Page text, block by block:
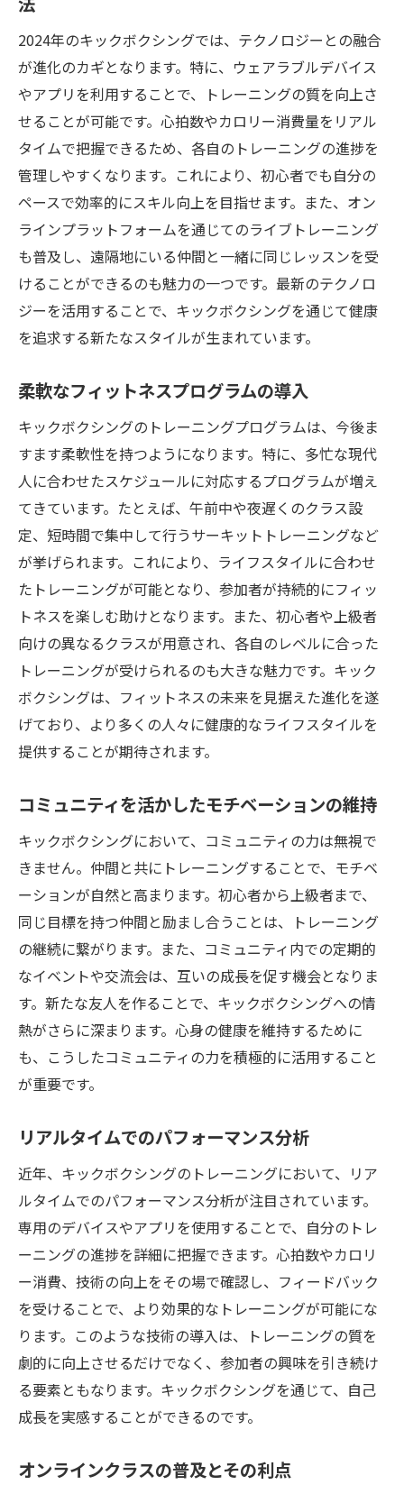
ストレスを解消するメンタルヘルスの向上
柔軟性とバランス感覚の向上
免疫力を高める効果
継続的なモチベーションを保つ方法
初心者が直面する課題とその克服法
キックボクシングで脂肪燃焼心拍数を上げるエ
クササイズの魅力とは
高強度インターバルトレーニングの活用
心拍数を意識したトレーニング設計
脂肪燃焼を促進する食事管理
インストラクターから学ぶ効率的な動き方
目標達成への道筋を描く
進化するキックボクシングトレーニング多様な
技術で心も体も鍛える
古典技術と最新技術の融合
動作分析を活用したパフォーマンス向上
個別ニーズに応じたパーソナルトレーニン
グ
メンタルトレーニングの重要性
柔軟性と持久力のバランスを取る
リズムと音楽を活かしたトレーニング
ストレス発散にも最適キックボクシングが提供
する充実のフィットネス体験
フィットネスを通じた心のリフレッシュ
トレーニング後のリラクゼーション技術
社交性を高めるグループ活動
感情のコントロールを学ぶ場
自己肯定感を育むトレーニング
実践的アドバイスキックボクシングを始める初
心者へのガイド
初めてのクラスでの準備と心構え
基礎技術を習得するステップ
ケガを防ぐための安全対策
フィードバックを活かした自己改善
継続的な成長を促す自己反省法
キックボクシングで心身の調和を図る新しい健
康ライフの提案
キックボクシングとウェルネスの相乗効果
生活習慣病予防としてのアプローチ
日常生活へのポジティブな影響
精神面での健康維持法
体内時計と運動リズムの調整
持続可能なライフスタイルへの移行
進化とその未来
2024年のキックボクシングでは、テクノロジーとの融合
が進化のカギとなります。特に、ウェアラブルデバイス
やアプリを利用することで、トレーニングの質を向上さ
せることが可能です。心拍数やカロリー消費量をリアル
タイムで把握できるため、各自のトレーニングの進捗を
管理しやすくなります。これにより、初心者でも自分の
ペースで効率的にスキル向上を目指せます。また、オン
ラインプラットフォームを通じてのライブトレーニング
も普及し、遠隔地にいる仲間と一緒に同じレッスンを受
けることができるのも魅力の一つです。最新のテクノロ
ジーを活用することで、キックボクシングを通じて健康
を追求する新たなスタイルが生まれています。
柔軟なフィットネスプログラムの導入
キックボクシングのトレーニングプログラムは、今後ま
すます柔軟性を持つようになります。特に、多忙な現代
人に合わせたスケジュールに対応するプログラムが増え
てきています。たとえば、午前中や夜遅くのクラス設
定、短時間で集中して行うサーキットトレーニングなど
が挙げられます。これにより、ライフスタイルに合わせ
たトレーニングが可能となり、参加者が持続的にフィッ
トネスを楽しむ助けとなります。また、初心者や上級者
向けの異なるクラスが用意され、各自のレベルに合った
トレーニングが受けられるのも大きな魅力です。キック
ボクシングは、フィットネスの未来を見据えた進化を遂
げており、より多くの人々に健康的なライフスタイルを
提供することが期待されます。
コミュニティを活かしたモチベーションの維持
キックボクシングにおいて、コミュニティの力は無視で
きません。仲間と共にトレーニングすることで、モチベ
ーションが自然と高まります。初心者から上級者まで、
同じ目標を持つ仲間と励まし合うことは、トレーニング
の継続に繋がります。また、コミュニティ内での定期的
なイベントや交流会は、互いの成長を促す機会となりま
す。新たな友人を作ることで、キックボクシングへの情
熱がさらに深まります。心身の健康を維持するために
も、こうしたコミュニティの力を積極的に活用すること
が重要です。
リアルタイムでのパフォーマンス分析
近年、キックボクシングのトレーニングにおいて、リア
ルタイムでのパフォーマンス分析が注目されています。
専用のデバイスやアプリを使用することで、自分のトレ
ーニングの進捗を詳細に把握できます。心拍数やカロリ
ー消費、技術の向上をその場で確認し、フィードバック
を受けることで、より効果的なトレーニングが可能にな
ります。このような技術の導入は、トレーニングの質を
劇的に向上させるだけでなく、参加者の興味を引き続け
る要素ともなります。キックボクシングを通じて、自己
成長を実感することができるのです。
オンラインクラスの普及とその利点